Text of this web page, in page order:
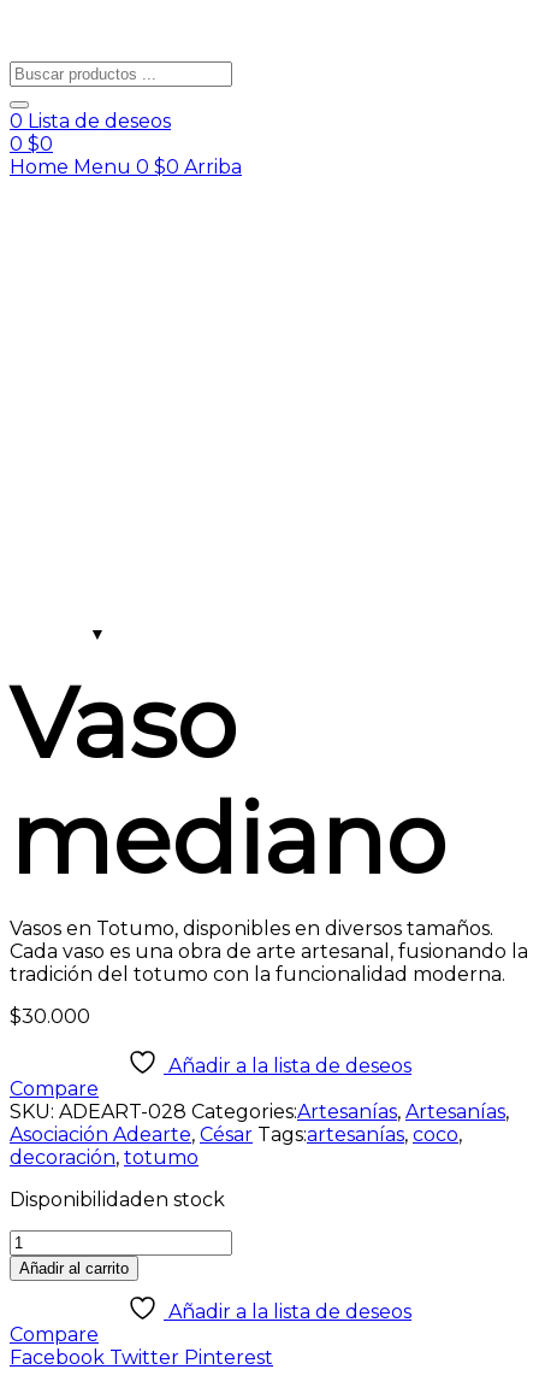
0 Lista de deseos
0 $0
Home Menu 0 $0 Arriba
Vaso
mediano
Vasos en Totumo, disponibles en diversos tamaños.
Cada vaso es una obra de arte artesanal, fusionando la
tradición del totumo con la funcionalidad moderna.
$30.000
Añadir a la lista de deseos
Compare
SKU: ADEART-028 Categories:Artesanías, Artesanías,
Asociación Adearte, César Tags:artesanías, coco,
decoración, totumo
Disponibilidaden stock
Añadir al carrito
Añadir a la lista de deseos
Compare
Facebook Twitter Pinterest